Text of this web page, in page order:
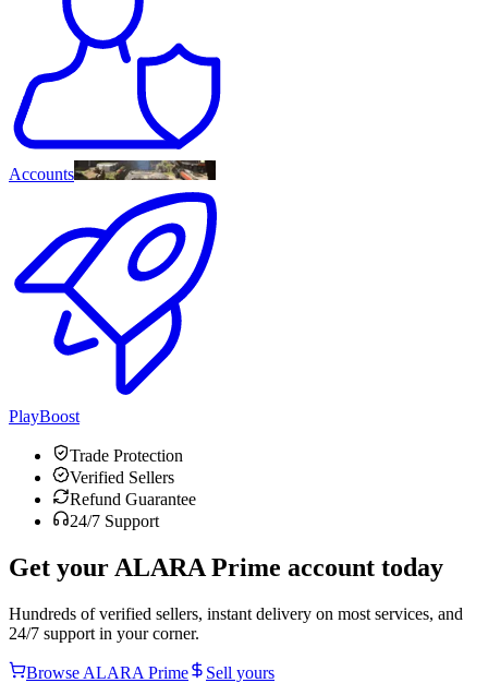
Accounts
PlayBoost
Trade Protection
Verified Sellers
Refund Guarantee
24/7 Support
Get your ALARA Prime account today
Hundreds of verified sellers, instant delivery on most services, and
24/7 support in your corner.
Browse ALARA Prime
Sell yours